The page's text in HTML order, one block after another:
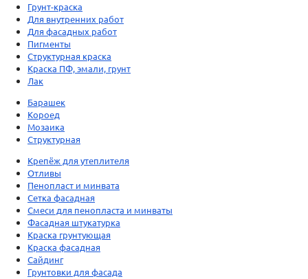
Грунт-краска
Для внутренних работ
Для фасадных работ
Пигменты
Структурная краска
Краска ПФ, эмали, грунт
Лак
Барашек
Короед
Мозаика
Структурная
Крепёж для утеплителя
Отливы
Пенопласт и минвата
Сетка фасадная
Смеси для пенопласта и минваты
Фасадная штукатурка
Краска грунтующая
Краска фасадная
Сайдинг
Грунтовки для фасада